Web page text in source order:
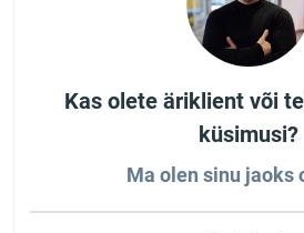
Kas olete äriklient või
küsimusi?
Ma olen sinu jaoks